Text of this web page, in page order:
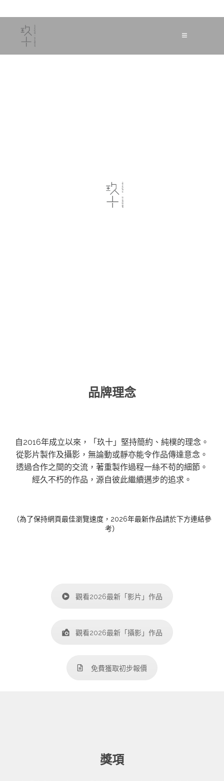
品牌理念
自2016年成立以來，「玖十」堅持簡約、純樸的理念。
從影片製作及攝影，無論動或靜亦能令作品傳達意念。
透過合作之間的交流，著重製作過程一絲不苟的細節。
經久不朽的作品，源自彼此繼續邁步的追求。
（為了保持網頁最佳瀏覽速度，2026年最新作品請於下方連結參
考）
觀看2026最新「影片」作品
觀看2026最新「攝影」作品
免費獲取初步報價
獎項